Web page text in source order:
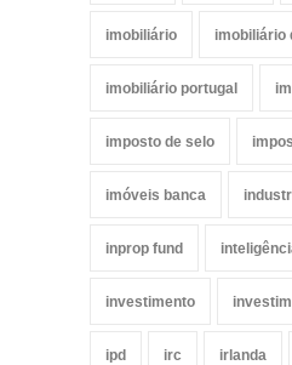
imobiliário imobiliário
imobiliário portugal
imposto de selo
imóveis banca
inprop fund
investimento
ipd irc irlanda